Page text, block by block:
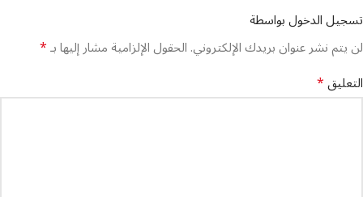
تسجيل الدخول بواسطة
لن يتم نشر عنوان بريدك الإلكتروني.الحقول الإلزامية مشار إليها بـ*
التعليق*